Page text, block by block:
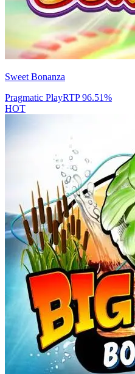
Sweet Bonanza
Pragmatic PlayRTP96.51%
HOT